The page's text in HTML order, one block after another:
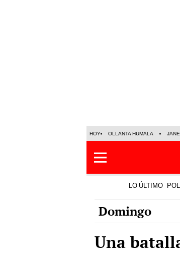
HOY OLLANTA HUMALA
LO ÚLTIMO
Domingo
Una